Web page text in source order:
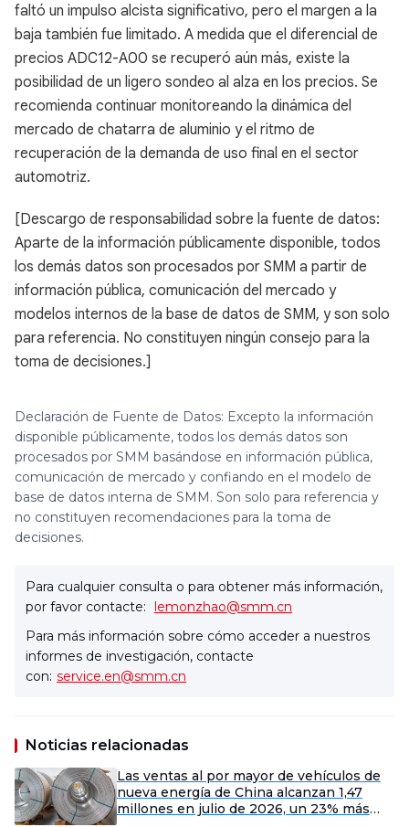
faltó un impulso alcista significativo, pero el margen a la
baja también fue limitado. A medida que el diferencial de
precios ADC12-A00 se recuperó aún más, existe la
posibilidad de un ligero sondeo al alza en los precios. Se
recomienda continuar monitoreando la dinámica del
mercado de chatarra de aluminio y el ritmo de
recuperación de la demanda de uso final en el sector
automotriz.
[Descargo de responsabilidad sobre la fuente de datos:
Aparte de la información públicamente disponible, todos
los demás datos son procesados por SMM a partir de
información pública, comunicación del mercado y
modelos internos de la base de datos de SMM, y son solo
para referencia. No constituyen ningún consejo para la
toma de decisiones.]
Declaración de Fuente de Datos: Excepto la información
disponible públicamente, todos los demás datos son
procesados por SMM basándose en información pública,
comunicación de mercado y confiando en el modelo de
base de datos interna de SMM. Son solo para referencia y
no constituyen recomendaciones para la toma de
decisiones.
Para cualquier consulta o para obtener más información,
por favor contacte: lemonzhao@smm.cn
Para más información sobre cómo acceder a nuestros
informes de investigación, contacte
con: service.en@smm.cn
Noticias relacionadas
Las ventas al por mayor de vehículos de
nueva energía de China alcanzan 1,47
millones en julio de 2026, un 23% más